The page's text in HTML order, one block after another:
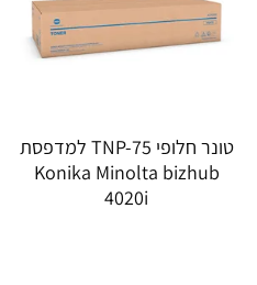
טונר חלופי TNP-75 למדפסת
Konika Minolta bizhub
4020i